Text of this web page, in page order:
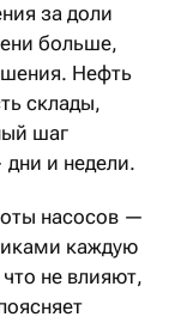
за доли
больше,
Нефть
склады,
шаг
и недели.
насосов —
каж­дую
не влияют,